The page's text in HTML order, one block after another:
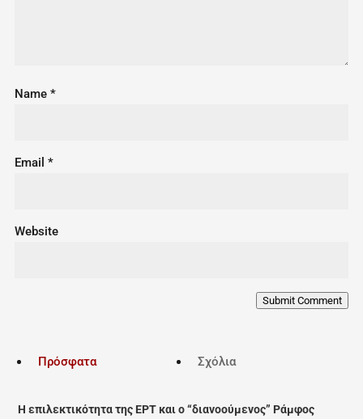
Name *
Email *
Website
Submit Comment
Πρόσφατα Σχόλια
Η επιλεκτικότητα της ΕΡΤ και ο “διανοούμενος” Ράμφος